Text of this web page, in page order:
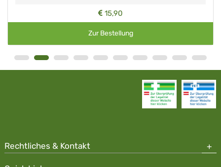
15,90
Zur Bestellung
Rechtliches & Kontakt